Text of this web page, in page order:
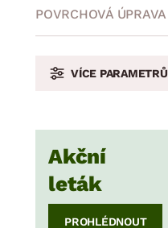
min. cm max.
min. cm max.
min. cm
POVRCHOVÁ ÚPRAVA
VÍCE PARAMETRŮ
Akční
leták
PROHLÉDNOUT